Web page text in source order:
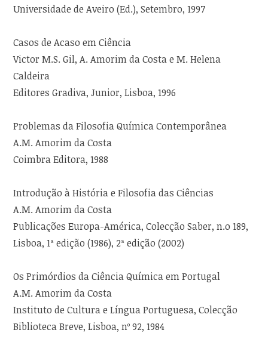
Universidade de Aveiro (Ed.), Setembro, 1997
Casos de Acaso em Ciência
Victor M.S. Gil, A. Amorim da Costa e M. Helena
Caldeira
Editores Gradiva, Junior, Lisboa, 1996
Problemas da Filosofia Química Contemporânea
A.M. Amorim da Costa
Coimbra Editora, 1988
Introdução à História e Filosofia das Ciências
A.M. Amorim da Costa
Publicações Europa-América, Colecção Saber, n.o 189,
Lisboa, 1ª edição (1986), 2ª edição (2002)
Os Primórdios da Ciência Química em Portugal
A.M. Amorim da Costa
Instituto de Cultura e Língua Portuguesa, Colecção
Biblioteca Breve, Lisboa, nº 92, 1984